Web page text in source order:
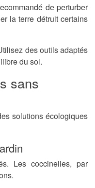
de perturber
la terre détruit certains
des outils adaptés
du sol.
sans
solutions écologiques
Les coccinelles, par